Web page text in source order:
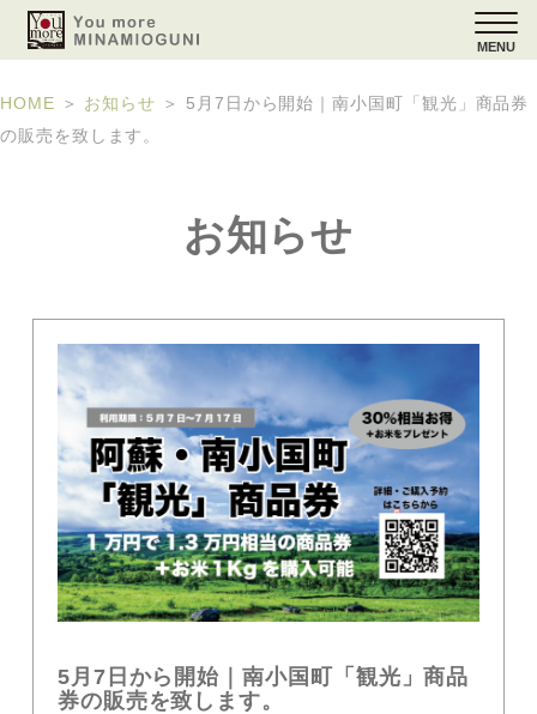
MENU
HOME ＞ お知らせ ＞ 5月7日から開始｜南小国町「観光」商品券
の販売を致します。
お知らせ
5月7日から開始｜南小国町「観光」商品
券の販売を致します。